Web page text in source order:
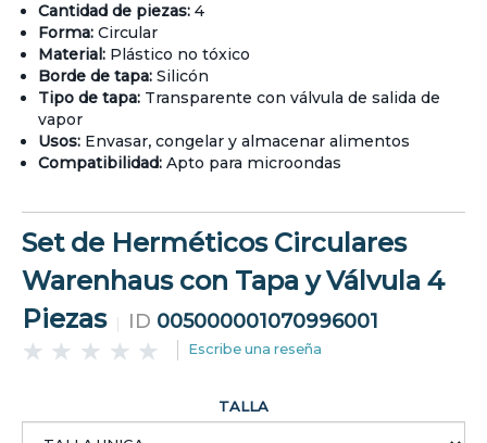
Cantidad de piezas: 4
Forma: Circular
Material: Plástico no tóxico
Borde de tapa: Silicón
Tipo de tapa: Transparente con válvula de salida de
vapor
Usos: Envasar, congelar y almacenar alimentos
Compatibilidad: Apto para microondas
Set de Herméticos Circulares
Warenhaus con Tapa y Válvula 4
Piezas
ID 005000001070996001
Escribe una reseña
TALLA